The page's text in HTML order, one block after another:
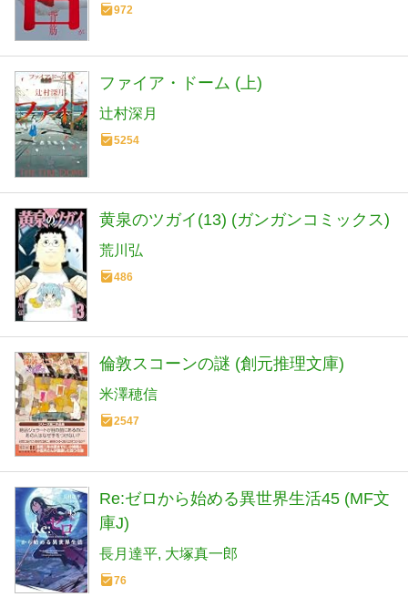
972
ファイア・ドーム (上)
辻村深月
5254
黄泉のツガイ(13) (ガンガンコミックス)
荒川弘
486
倫敦スコーンの謎 (創元推理文庫)
米澤穂信
2547
Re:ゼロから始める異世界生活45 (MF文
庫J)
長月達平 大塚真一郎
76